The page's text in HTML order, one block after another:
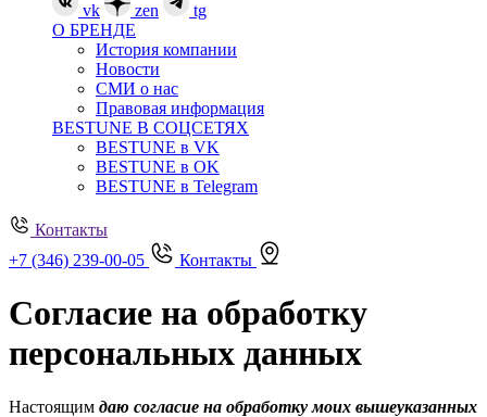
vk
zen
tg
О БРЕНДЕ
История компании
Новости
СМИ о нас
Правовая информация
BESTUNE В СОЦСЕТЯХ
BESTUNE в VK
BESTUNE в OK
BESTUNE в Telegram
Контакты
+7 (346) 239-00-05
Контакты
Согласие на обработку
персональных данных
Настоящим даю согласие на обработку моих вышеуказанных